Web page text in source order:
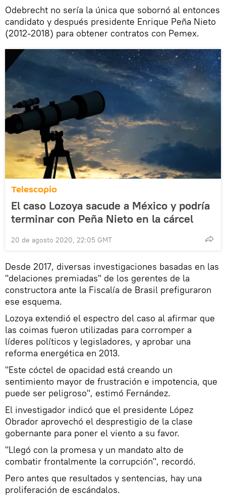
Odebrecht no sería la única que sobornó al entonces
candidato y después presidente Enrique Peña Nieto
(2012-2018) para obtener contratos con Pemex.
Telescopio
El caso Lozoya sacude a México y podría
terminar con Peña Nieto en la cárcel
20 de agosto 2020, 22:05 GMT
Desde 2017, diversas investigaciones basadas en las
"delaciones premiadas" de los gerentes de la
constructora ante la Fiscalía de Brasil prefiguraron
ese esquema.
Lozoya extendió el espectro del caso al afirmar que
las coimas fueron utilizadas para corromper a
líderes políticos y legisladores, y aprobar una
reforma energética en 2013.
"Este cóctel de opacidad está creando un
sentimiento mayor de frustración e impotencia, que
puede ser peligroso", estimó Fernández.
El investigador indicó que el presidente López
Obrador aprovechó el desprestigio de la clase
gobernante para poner el viento a su favor.
"Llegó con la promesa y un mandato alto de
combatir frontalmente la corrupción", recordó.
Pero antes que resultados y sentencias, hay una
proliferación de escándalos.